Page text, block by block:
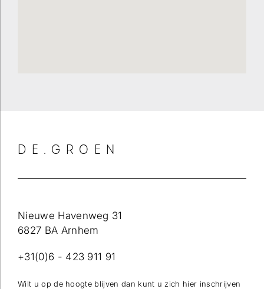
DE.GROEN
Nieuwe Havenweg 31
6827 BA Arnhem
+31(0)6 - 423 911 91
Wilt u op de hoogte blijven dan kunt u zich hier inschrijven